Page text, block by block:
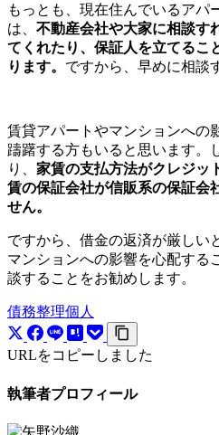
もっとも、現在住んでいるアパ
は、 不動産会社や大家に相談す
てくれたり、保証人を立てるこ
ります。 ですから、早めに相談
賃貸アパートやマンションへの
躊躇する方もいると思います。
り、 家賃の支払方法がクレジッ
賃の保証会社が信販系の保証会
せん。
ですから、借金の返済が厳しい
マンションへの影響を心配する
談することをお勧めします。
債務整理個人
URLをコピーしました
執筆者プロフィール